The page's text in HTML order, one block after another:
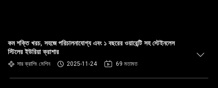
কম শক্তি খরচ, সহজে পরিচালনাযোগ্য এবং ১ বছরের ওয়ারেন্টি সহ স্টেইনলেস
স্টিলের ইউরিয়া ক্রাশার
সার ক্রাশিং মেশিন 2025-11-24 69 মতামত